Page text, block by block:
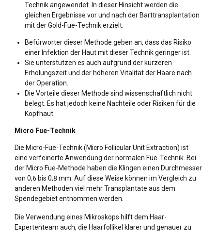
Technik angewendet. In dieser Hinsicht werden die
gleichen Ergebnisse vor und nach der Barttransplantation
mit der Gold-Fue-Technik erzielt.
Befürworter dieser Methode geben an, dass das Risiko
einer Infektion der Haut mit dieser Technik geringer ist.
Sie unterstützen es auch aufgrund der kürzeren
Erholungszeit und der höheren Vitalität der Haare nach
der Operation.
Die Vorteile dieser Methode sind wissenschaftlich nicht
belegt. Es hat jedoch keine Nachteile oder Risiken für die
Kopfhaut.
Micro Fue-Technik
Die Micro-Fue-Technik (Micro Follicular Unit Extraction) ist
eine verfeinerte Anwendung der normalen Fue-Technik. Bei
der Micro Fue-Methode haben die Klingen einen Durchmesser
von 0,6 bis 0,8 mm. Auf diese Weise können im Vergleich zu
anderen Methoden viel mehr Transplantate aus dem
Spendegebiet entnommen werden.
Die Verwendung eines Mikroskops hilft dem Haar-
Expertenteam auch, die Haarfollikel klarer und genauer zu